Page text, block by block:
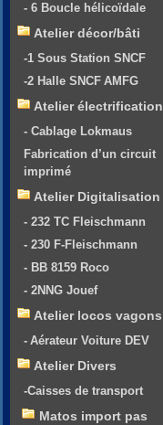
- 6 Boucle hélicoïdale
Atelier décor/bâti
-1 Sous Station SNCF
-2 Halle SNCF AMFG
Atelier électrification
- Cablage Lokmaus
Fabrication d’un circuit
imprimé
Atelier Digitalisation
- 232 TC Fleischmann
- 230 F-Fleischmann
- BB 8159 Roco
- 2NNG Jouef
Atelier locos vagons
- Aérateur Voiture DEV
Atelier Divers
-Caisses de transport
Matos import pas